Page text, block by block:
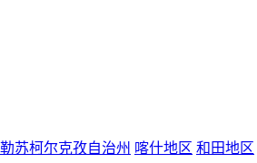
苏柯尔克孜自治州 喀什地区 和田地区